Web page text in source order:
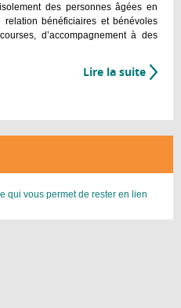
des personnes âgées en
bénéficiaires et bénévoles
d’accompagnement à des
Lire la suite de
la
qui vous permet de rester en lien